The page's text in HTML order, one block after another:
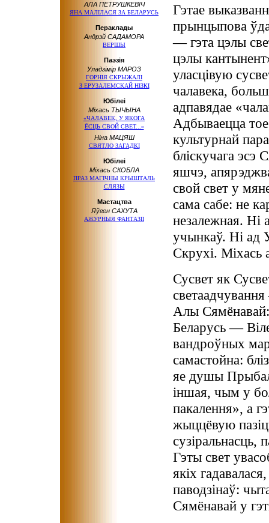
АЛА ПЕТРУШКЕВІЧ
ЯНА МАЛІЛАСЯ ЗА БЕЛАРУСЬ
Пераклады
Андрэй САДАМОРА
ВЕРШЫ
Паэзія
Уладзімір МАРОЗ
ГОРНІЯ СКРЫЖАЛІ
З ЕРУЗАЛЕМСКАЙ НІЗКІ
Юбілеі
Міхась ТЫЧЫНА
«ЧАЛАВЕК, У ЯКОГА
ЁСЦЬ СВОЙ СВЕТ...»
Ніна МАЦЯШ
СВЯТЛО ЗАГАДКІ
Юбілеі
Міхась СКОБЛА
ПРАЗ МАГІЧНЫ КРЫШТАЛЬ
СЛЯЗЫ
Мастацтва
Яўген САХУТА
АЖУРНЫЯ ФАНТАЗІІ
Гэтае
прынцыпова
— гэта цэлы
цэлы
уласцівую
чалавека,
адпавядае
Адбываецца
культурнай
бліскучага
яшчэ,
свой свет у
сама сабе: не
незалежная. Ні
учынкаў. Ні ад
Скрухі. Міхась
Сусвет як
Алы
Беларусь —
вандроўных
самастойна:
яе душы
іншая, чым у
пакалення», а
жыццёвую
сузіральнасць,
Гэты свет
якіх
паводзінаў:
Сямёнавай у